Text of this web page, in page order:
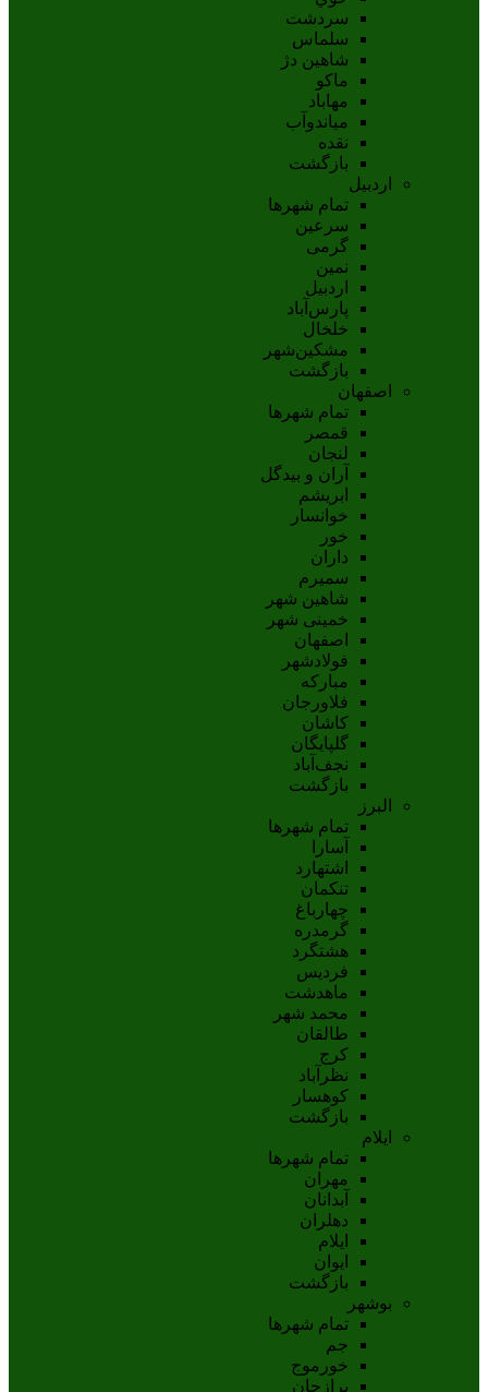
سردشت
سلماس
شاهين دژ
ماکو
مهاباد
مياندوآب
نقده
بازگشت
اردبیل
تمام شهر‌ها
سرعین
گرمی
نمین
اردبيل
پارس‌آباد
خلخال
مشکين‌شهر
بازگشت
اصفهان
تمام شهر‌ها
قمصر
لنجان
آران و بیدگل
ابریشم
خوانسار
خور
داران
سمیرم
شاهین شهر
خمینی شهر
اصفهان
فولادشهر
مبارکه
فلاورجان
کاشان
گلپايگان
نجف‌آباد
بازگشت
البرز
تمام شهر‌ها
آسارا
اشتهارد
تنکمان
چهارباغ
گرمدره
هشتگرد
فردیس
ماهدشت
محمد شهر
طالقان
کرج
نظرآباد
کوهسار
بازگشت
ایلام
تمام شهر‌ها
مهران
آبدانان
دهلران
ايلام
ايوان
بازگشت
بوشهر
تمام شهر‌ها
جم
خورموج
برازجان